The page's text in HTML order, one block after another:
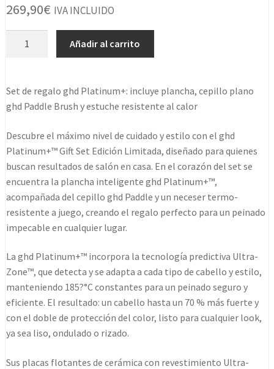
269,90€ IVA INCLUIDO
cherry
chic
Añadir al carrito
Set de regalo ghd Platinum+: incluye plancha, cepillo plano
ghd Paddle Brush y estuche resistente al calor
Descubre el máximo nivel de cuidado y estilo con el ghd
Platinum+™ Gift Set Edición Limitada, diseñado para quienes
buscan resultados de salón en casa. En el corazón del set se
encuentra la plancha inteligente ghd Platinum+™,
acompañada del cepillo ghd Paddle y un neceser termo-
resistente a juego, creando el regalo perfecto para un peinado
impecable en cualquier lugar.
La ghd Platinum+™ incorpora la tecnología predictiva Ultra-
Zone™, que detecta y se adapta a cada tipo de cabello y estilo,
manteniendo 185?°C constantes para un peinado seguro y
eficiente. El resultado: un cabello hasta un 70 % más fuerte y
con el doble de protección del color, listo para cualquier look,
ya sea liso, ondulado o rizado.
Sus placas flotantes de cerámica con revestimiento Ultra-